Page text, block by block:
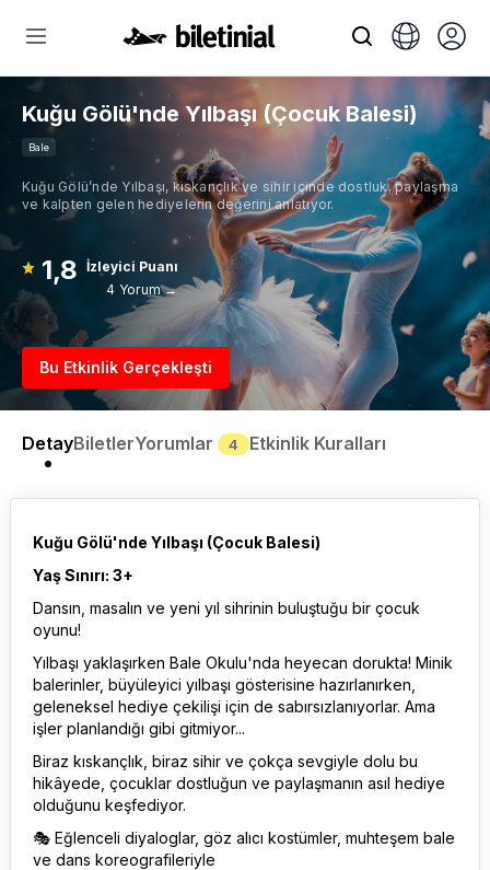
Kuğu Gölü'nde Yılbaşı (Çocuk Balesi)
Bale
Kuğu Gölü’nde Yılbaşı, kıskançlık ve sihir içinde dostluk, paylaşma
ve kalpten gelen hediyelerin değerini anlatıyor.
1,8 İzleyici Puanı
4 Yorum →
Bu Etkinlik Gerçekleşti
DetayBiletlerYorumlar 4 Etkinlik Kuralları
Kuğu Gölü'nde Yılbaşı (Çocuk Balesi)
Yaş Sınırı: 3+
Dansın, masalın ve yeni yıl sihrinin buluştuğu bir çocuk
oyunu!
Yılbaşı yaklaşırken Bale Okulu'nda heyecan dorukta! Minik
balerinler, büyüleyici yılbaşı gösterisine hazırlanırken,
geleneksel hediye çekilişi için de sabırsızlanıyorlar. Ama
işler planlandığı gibi gitmiyor...
Biraz kıskançlık, biraz sihir ve çokça sevgiyle dolu bu
hikâyede, çocuklar dostluğun ve paylaşmanın asıl hediye
olduğunu keşfediyor.
🎭 Eğlenceli diyaloglar, göz alıcı kostümler, muhteşem bale
ve dans koreografileriyle